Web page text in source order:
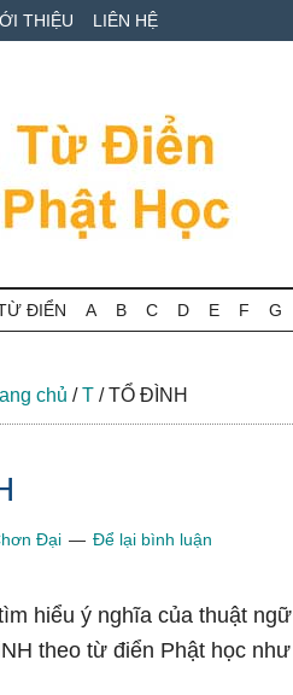
THIỆU LIÊN HỆ
ĐIỂN A B C D E F G
chủ / T /TỔ ĐÌNH
Đại Để lại bình luận
hiểu ý nghĩa của thuật
theo từ điển Phật học